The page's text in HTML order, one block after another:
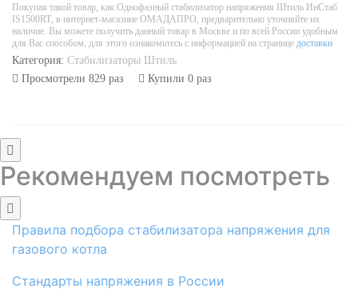
Покупая такой товар, как Однофазный стабилизатор напряжения Штиль ИнСтаб
IS1500RT , в интернет-магазине ОМАДАПРО , предварительно уточняйте их
наличие. Вы можете получить данный товар в Москве и по всей России удобным
для Вас способом, для этого ознакомьтесь с информацией на странице доставки
Категория: Стабилизаторы Штиль
Просмотрели 829 раз
Купили 0 раз
Рекомендуем посмотреть
Правила подбора стабилизатора напряжения для
газового котла
Стандарты напряжения в России​